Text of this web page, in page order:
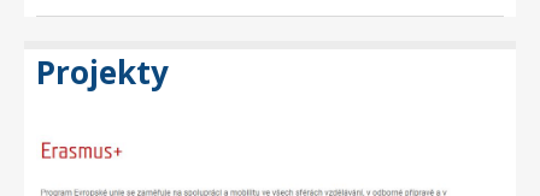
Projekty